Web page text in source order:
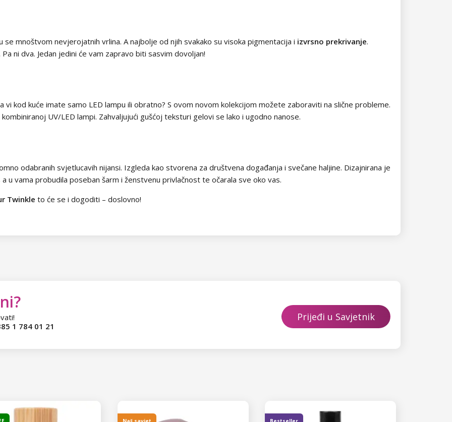
se mnoštvom nevjerojatnih vrlina. A najbolje od njih svakako su visoka pigmentacija i izvrsno prekrivanje.
ni dva. Jedan jedini će vam zapravo biti sasvim dovoljan!
vi kod kuće imate samo LED lampu ili obratno? S ovom novom kolekcijom možete zaboraviti na slične probleme.
UV/LED lampi. Zahvaljujući gušćoj teksturi gelovi se lako i ugodno nanose.
odabranih svjetlucavih nijansi. Izgleda kao stvorena za društvena događanja i svečane haljine. Dizajnirana je
u vama probudila poseban šarm i ženstvenu privlačnost te očarala sve oko vas.
Twinkle to će se i dogoditi – doslovno!
1 784 01 21
Prijeđi u Savjetnik